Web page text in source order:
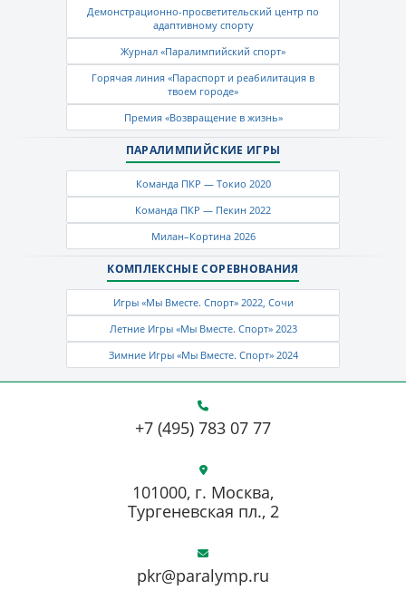
Демонстрационно-просветительский центр по
адаптивному спорту
Журнал «Паралимпийский спорт»
Горячая линия «Параспорт и реабилитация в
твоем городе»
Премия «Возвращение в жизнь»
ПАРАЛИМПИЙСКИЕ ИГРЫ
Команда ПКР — Токио 2020
Команда ПКР — Пекин 2022
Милан–Кортина 2026
КОМПЛЕКСНЫЕ СОРЕВНОВАНИЯ
Игры «Мы Вместе. Спорт» 2022, Сочи
Летние Игры «Мы Вместе. Спорт» 2023
Зимние Игры «Мы Вместе. Спорт» 2024
+7 (495) 783 07 77
pkr@paralymp.ru
101000, г. Москва,
Тургеневская пл., 2